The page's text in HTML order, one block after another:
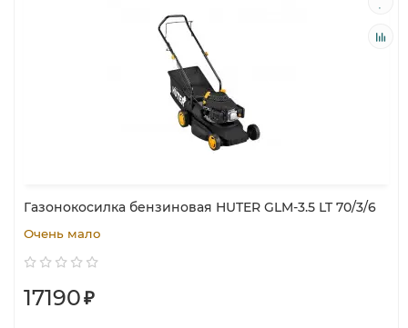
Газонокосилка бензиновая HUTER GLM-3.5 LT 70/3/6
Очень мало
17190₽